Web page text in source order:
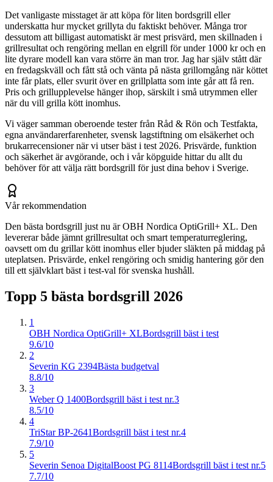
Det vanligaste misstaget är att köpa för liten bordsgrill eller
underskatta hur mycket grillyta du faktiskt behöver. Många tror
dessutom att billigast automatiskt är mest prisvärd, men skillnaden i
grillresultat och rengöring mellan en elgrill för under 1000 kr och en
lite dyrare modell kan vara större än man tror. Jag har själv stått där
en fredagskväll och fått stå och vänta på nästa grillomgång när köttet
inte får plats, eller svurit över en grillplatta som inte går att få ren.
Pris och grillupplevelse hänger ihop, särskilt i små utrymmen eller
när du vill grilla kött inomhus.
Vi väger samman oberoende tester från Råd & Rön och Testfakta,
egna användarerfarenheter, svensk lagstiftning om elsäkerhet och
brukarrecensioner när vi utser bäst i test 2026. Prisvärde, funktion
och säkerhet är avgörande, och i vår köpguide hittar du allt du
behöver för att välja rätt bordsgrill för just dina behov i Sverige.
Vår rekommendation
Den bästa bordsgrill just nu är OBH Nordica OptiGrill+ XL. Den
levererar både jämnt grillresultat och smart temperaturreglering,
oavsett om du grillar kött inomhus eller bjuder släkten på middag på
uteplatsen. Prisvärde, enkel rengöring och smidig hantering gör den
till ett självklart bäst i test-val för svenska hushåll.
Topp 5 bästa bordsgrill 2026
1
OBH Nordica OptiGrill+ XLBordsgrill bäst i test
9.6/10
2
Severin KG 2394Bästa budgetval
8.8/10
3
Weber Q 1400Bordsgrill bäst i test nr.3
8.5/10
4
TriStar BP-2641Bordsgrill bäst i test nr.4
7.9/10
5
Severin Senoa DigitalBoost PG 8114Bordsgrill bäst i test nr.5
7.7/10